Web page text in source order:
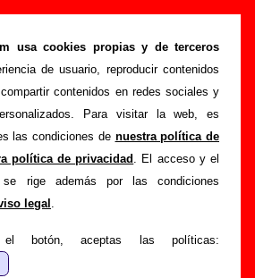
usa cookies propias y de terceros
de usuario, reproducir contenidos
contenidos en redes sociales y
Para visitar la web, es
las condiciones de nuestra política de
política de privacidad . El acceso y el
rige además por las condiciones
legal .
botón, aceptas las políticas:
canción de 091 (Letra e
> La torre de la vela
recopilar todo tipo de información
de la vela" interpretada por
aparecerá información sobre el
los discos en los que está incluido
del mismo, sobre versiones a
puedes ayudar acompletar esta